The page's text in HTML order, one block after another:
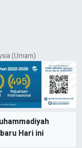
(Umam)
Hari ini